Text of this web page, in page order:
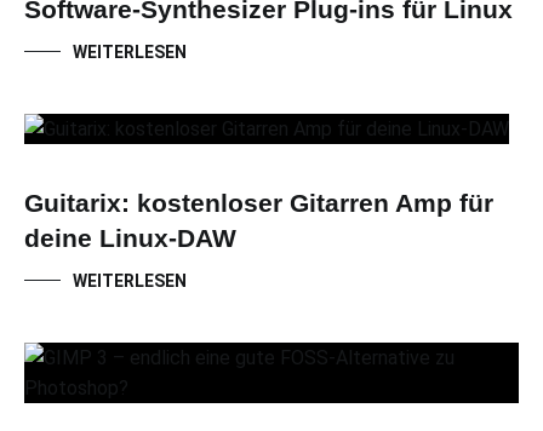
Software-Synthesizer Plug-ins für Linux
WEITERLESEN
Guitarix: kostenloser Gitarren Amp für
deine Linux-DAW
WEITERLESEN